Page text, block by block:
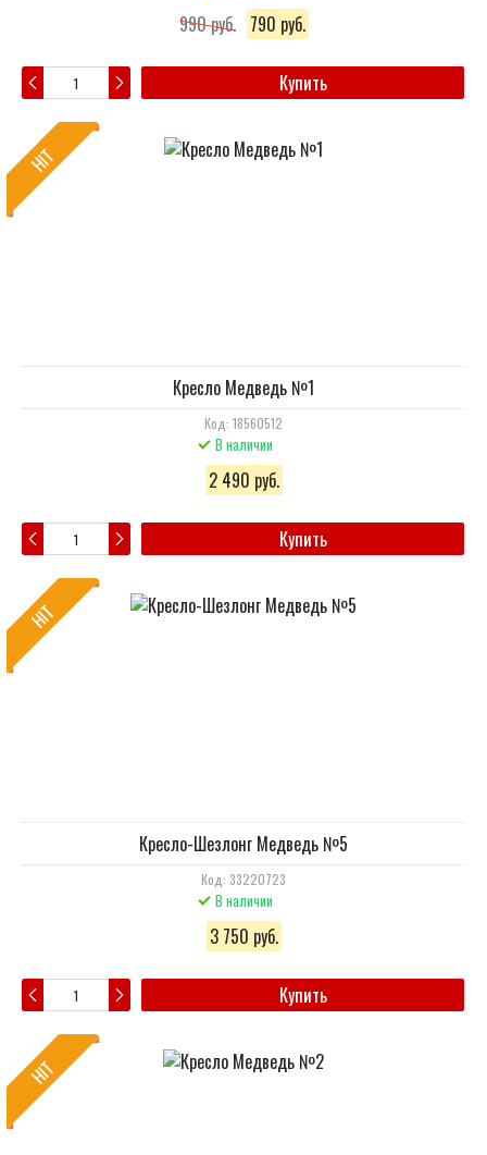
990 руб. 790 руб.
Купить
HIT
Кресло Медведь №1
Код: 18560512
В наличии
2 490 руб.
Купить
HIT
Кресло-Шезлонг Медведь №5
Код: 33220723
В наличии
3 750 руб.
Купить
HIT